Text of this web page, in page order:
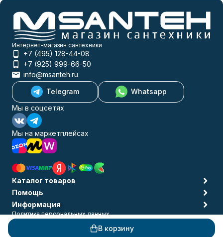
В корзину
Интернет-магазин сантехники
+7 (495) 128-44-08
+7 (925) 999-66-50
info@msanteh.ru
Telegram
Whatsapp
Мы в соцсетях
Мы на маркетплейсах
Каталог товаров
Помощь
Информация
Политика персональных данных
© 2009-2026 MSANTEH